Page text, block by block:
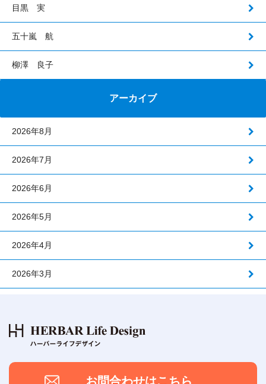
目黒 実
五十嵐 航
柳澤 良子
アーカイブ
2026年8月
2026年7月
2026年6月
2026年5月
2026年4月
2026年3月
お問合わせはこちら